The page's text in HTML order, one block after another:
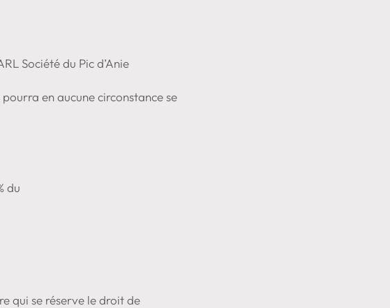
Société du Pic d’Anie
en aucune circonstance se
du
qui se réserve le droit de